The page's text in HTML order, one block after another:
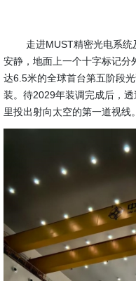
走进MUST精密光电系
安静，地面上一个十字标记分
达6.5米的全球首台第五阶段
装。待2029年装调完成后，
里投出射向太空的第一道视线。